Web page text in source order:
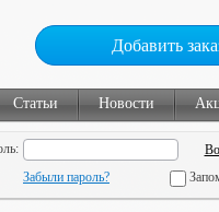
Добавить
Статьи Новости
Забыли пароль?